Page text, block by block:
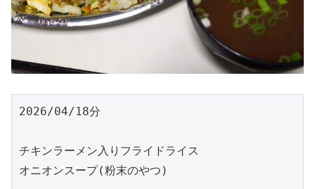
2026/04/18分
チキンラーメン入りフライドライス
オニオンスープ(粉末のやつ)